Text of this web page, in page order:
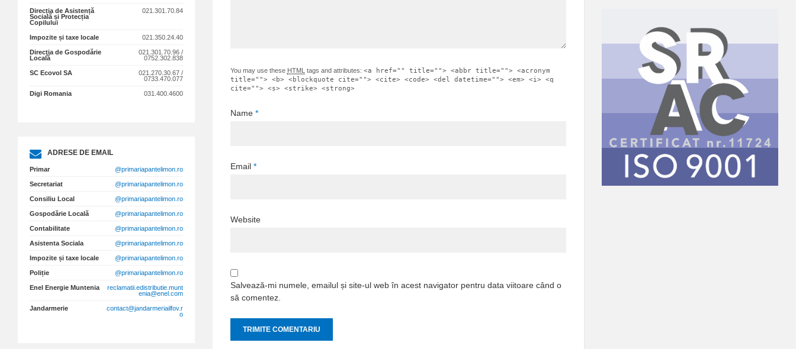
You may use these HTML tags and attributes: <a href="" title=""> <abbr title=""> <acronym
title=""> <b> <blockquote cite=""> <cite> <code> <del datetime=""> <em> <i> <q
cite=""> <s> <strike> <strong>
Name *
Email *
Website
Salvează-mi numele, emailul și site-ul web în acest navigator pentru data viitoare când o
să comentez.
Direcția de Asistență
Socială și Protecția
Copilului
021.301.70.84
Impozite și taxe locale 021.350.24.40
Direcția de Gospodărie
Locală
021.301.70.96 /
0752.302.838
SC Ecovol SA
021.270.30.67 /
0733.470.077
Digi Romania 031.400.4600
ADRESE DE EMAIL
Primar @primariapantelimon.ro
Secretariat @primariapantelimon.ro
Consiliu Local @primariapantelimon.ro
Gospodărie Locală @primariapantelimon.ro
Contabilitate @primariapantelimon.ro
Asistenta Sociala @primariapantelimon.ro
Impozite și taxe locale @primariapantelimon.ro
Poliție @primariapantelimon.ro
Enel Energie Muntenia
reclamatii.edistributie.munt
enia@enel.com
Jandarmerie
contact@jandarmeriailfov.r
o